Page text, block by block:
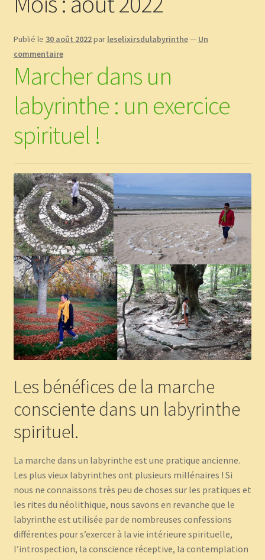
Boutique
CGV
Commande
Contact
Copinage
Méditations Labyrinthiques guidées
Mon Compte
page test diaporama
Panier
Témoignages
Publié le 30 août 2022par leselixirsdulabyrinthe— Un
commentaire
Marcher dans un
labyrinthe : un exercice
spirituel !
Les bénéfices de la marche
consciente dans un labyrinthe
spirituel.
La marche dans un labyrinthe est une pratique ancienne.
Les plus vieux labyrinthes ont plusieurs millénaires ! Si
nous ne connaissons très peu de choses sur les pratiques et
les rites du néolithique, nous savons en revanche que le
labyrinthe est utilisée par de nombreuses confessions
différentes pour s’exercer à la vie intérieure spirituelle,
l’introspection, la conscience réceptive, la contemplation